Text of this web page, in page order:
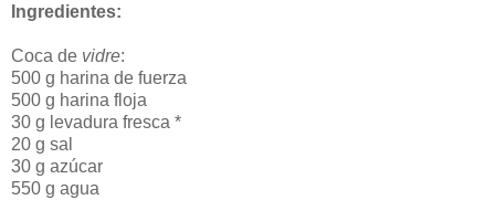
Ingredientes:
Coca de vidre:
500 g harina de fuerza
500 g harina floja
30 g levadura fresca *
20 g sal
30 g azúcar
550 g agua